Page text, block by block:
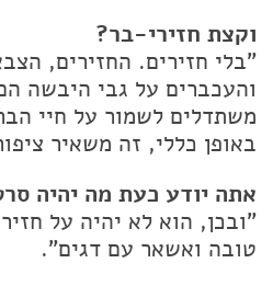
וקצת חזירי-בר?
"בלי חזירים. החזירים,
והעכברים על גבי היבשה
משתדלים לשמור על חיי
באופן כללי, זה משאיר
אתה יודע כעת מה יהיה
"ובכן, הוא לא יהיה על
טובה ואשאר עם דגים".